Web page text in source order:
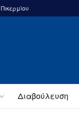
Διαβούλευση